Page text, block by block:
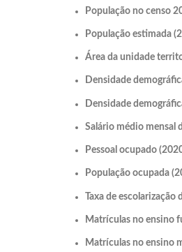
População no censo
População estimada
Área da unidade
Densidade
Densidade
Salário médio mensal
Pessoal ocupado
População ocupada
Taxa de escolarização
Matrículas no ensino
Matrículas no ensino